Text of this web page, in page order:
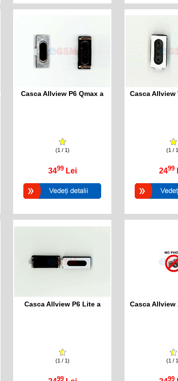
Casca Allview P6 Qmax a
(1 / 1)
3499 Lei
Casca Allview
(1 /
2499
Casca Allview P6 Lite a
(1 / 1)
99
Casca Allview
(1 /
99